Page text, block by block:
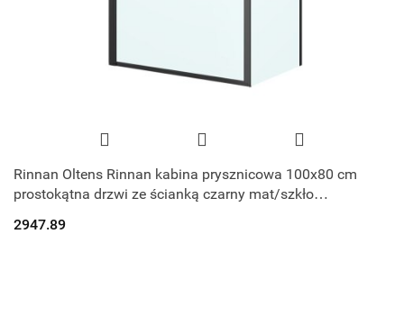
Rinnan Oltens Rinnan kabina prysznicowa 100x80 cm
prostokątna drzwi ze ścianką czarny mat/szkło
2947.89